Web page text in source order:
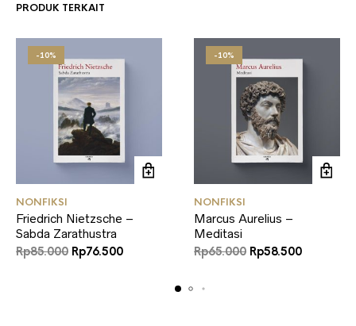
PRODUK TERKAIT
-10%
NONFIKSI
Friedrich Nietzsche –
Sabda Zarathustra
Rp85.000 Harga
Rp76.500Harga
-10%
NONFIKSI
Marcus Aurelius –
Meditasi
Rp65.000 Harga
Rp58.500Harga